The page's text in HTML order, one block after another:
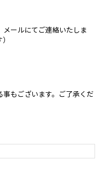
ールにてご連絡いたしま
もございます。ご了承くだ